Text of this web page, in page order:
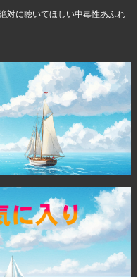
対に聴いてほしい中毒性あふれ